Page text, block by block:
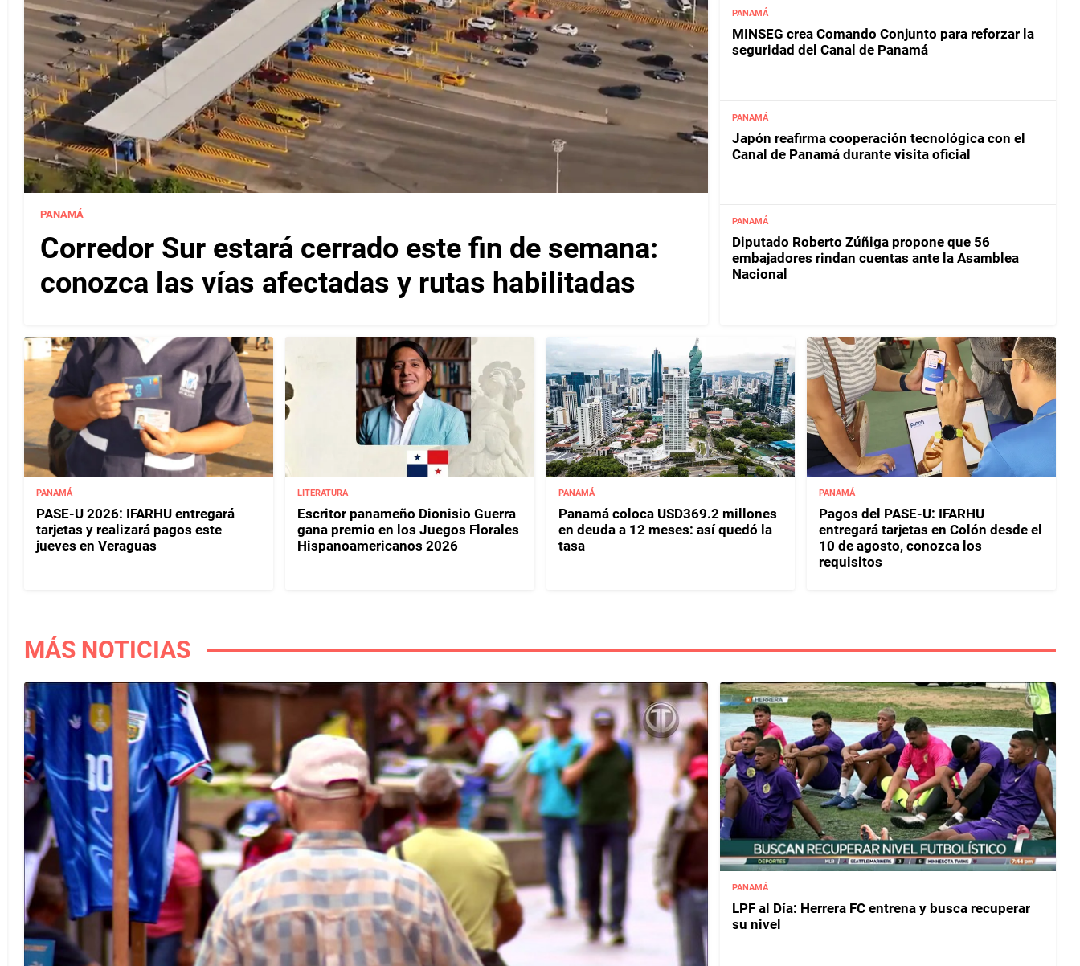
PANAMÁ
Corredor Sur estará cerrado este fin de semana:
conozca las vías afectadas y rutas habilitadas
PANAMÁ
MINSEG crea Comando Conjunto para reforzar la
seguridad del Canal de Panamá
PANAMÁ
Japón reafirma cooperación tecnológica con el
Canal de Panamá durante visita oficial
PANAMÁ
Diputado Roberto Zúñiga propone que 56
embajadores rindan cuentas ante la Asamblea
Nacional
PANAMÁ
PASE-U 2026: IFARHU entregará
tarjetas y realizará pagos este
jueves en Veraguas
LITERATURA
Escritor panameño Dionisio Guerra
gana premio en los Juegos Florales
Hispanoamericanos 2026
PANAMÁ
Panamá coloca USD369.2 millones
en deuda a 12 meses: así quedó la
tasa
PANAMÁ
Pagos del PASE-U: IFARHU
entregará tarjetas en Colón desde el
10 de agosto, conozca los
requisitos
MÁS NOTICIAS
PANAMÁ
LPF al Día: Herrera FC entrena y busca recuperar
su nivel